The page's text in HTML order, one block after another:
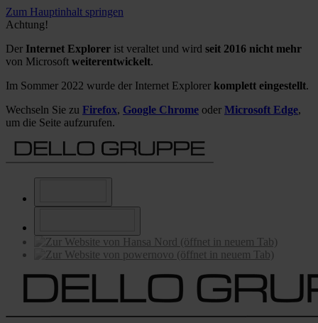
Zum Hauptinhalt springen
Achtung!
Der Internet Explorer ist veraltet und wird seit 2016 nicht mehr
von Microsoft weiterentwickelt.
Im Sommer 2022 wurde der Internet Explorer komplett eingestellt.
Wechseln Sie zu Firefox, Google Chrome oder Microsoft Edge,
um die Seite aufzurufen.